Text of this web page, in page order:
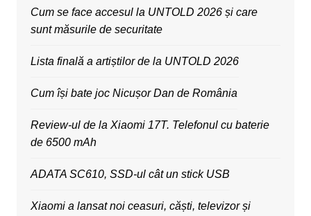
Cum se face accesul la UNTOLD 2026 și care
sunt măsurile de securitate
Lista finală a artiștilor de la UNTOLD 2026
Cum își bate joc Nicușor Dan de România
Review-ul de la Xiaomi 17T. Telefonul cu baterie
de 6500 mAh
ADATA SC610, SSD-ul cât un stick USB
Xiaomi a lansat noi ceasuri, căști, televizor și